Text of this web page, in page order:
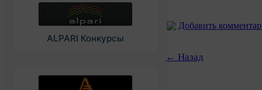
ALPARI Конкурсы
Добавить
← Назад